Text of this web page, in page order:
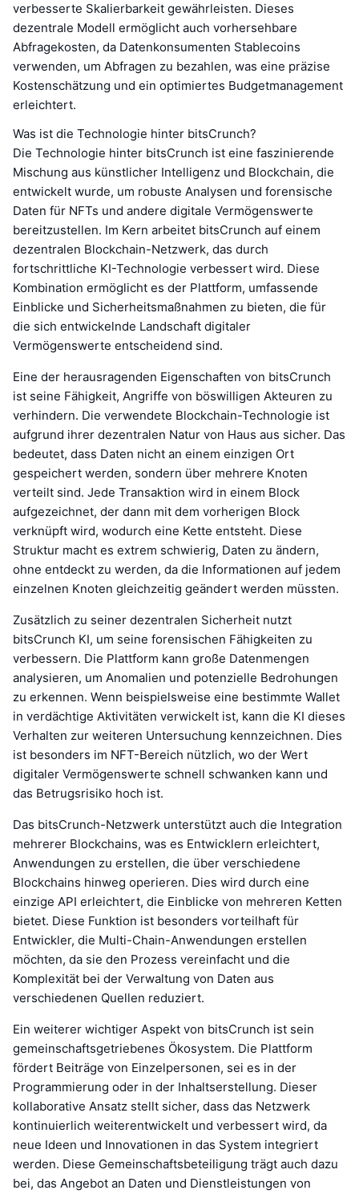
verbesserte Skalierbarkeit gewährleisten. Dieses
dezentrale Modell ermöglicht auch vorhersehbare
Abfragekosten, da Datenkonsumenten Stablecoins
verwenden, um Abfragen zu bezahlen, was eine präzise
Kostenschätzung und ein optimiertes Budgetmanagement
erleichtert.
Was ist die Technologie hinter bitsCrunch?
Die Technologie hinter bitsCrunch ist eine faszinierende
Mischung aus künstlicher Intelligenz und Blockchain, die
entwickelt wurde, um robuste Analysen und forensische
Daten für NFTs und andere digitale Vermögenswerte
bereitzustellen. Im Kern arbeitet bitsCrunch auf einem
dezentralen Blockchain-Netzwerk, das durch
fortschrittliche KI-Technologie verbessert wird. Diese
Kombination ermöglicht es der Plattform, umfassende
Einblicke und Sicherheitsmaßnahmen zu bieten, die für
die sich entwickelnde Landschaft digitaler
Vermögenswerte entscheidend sind.
Eine der herausragenden Eigenschaften von bitsCrunch
ist seine Fähigkeit, Angriffe von böswilligen Akteuren zu
verhindern. Die verwendete Blockchain-Technologie ist
aufgrund ihrer dezentralen Natur von Haus aus sicher. Das
bedeutet, dass Daten nicht an einem einzigen Ort
gespeichert werden, sondern über mehrere Knoten
verteilt sind. Jede Transaktion wird in einem Block
aufgezeichnet, der dann mit dem vorherigen Block
verknüpft wird, wodurch eine Kette entsteht. Diese
Struktur macht es extrem schwierig, Daten zu ändern,
ohne entdeckt zu werden, da die Informationen auf jedem
einzelnen Knoten gleichzeitig geändert werden müssten.
Zusätzlich zu seiner dezentralen Sicherheit nutzt
bitsCrunch KI, um seine forensischen Fähigkeiten zu
verbessern. Die Plattform kann große Datenmengen
analysieren, um Anomalien und potenzielle Bedrohungen
zu erkennen. Wenn beispielsweise eine bestimmte Wallet
in verdächtige Aktivitäten verwickelt ist, kann die KI dieses
Verhalten zur weiteren Untersuchung kennzeichnen. Dies
ist besonders im NFT-Bereich nützlich, wo der Wert
digitaler Vermögenswerte schnell schwanken kann und
das Betrugsrisiko hoch ist.
Das bitsCrunch-Netzwerk unterstützt auch die Integration
mehrerer Blockchains, was es Entwicklern erleichtert,
Anwendungen zu erstellen, die über verschiedene
Blockchains hinweg operieren. Dies wird durch eine
einzige API erleichtert, die Einblicke von mehreren Ketten
bietet. Diese Funktion ist besonders vorteilhaft für
Entwickler, die Multi-Chain-Anwendungen erstellen
möchten, da sie den Prozess vereinfacht und die
Komplexität bei der Verwaltung von Daten aus
verschiedenen Quellen reduziert.
Ein weiterer wichtiger Aspekt von bitsCrunch ist sein
gemeinschaftsgetriebenes Ökosystem. Die Plattform
fördert Beiträge von Einzelpersonen, sei es in der
Programmierung oder in der Inhaltserstellung. Dieser
kollaborative Ansatz stellt sicher, dass das Netzwerk
kontinuierlich weiterentwickelt und verbessert wird, da
neue Ideen und Innovationen in das System integriert
werden. Diese Gemeinschaftsbeteiligung trägt auch dazu
bei, das Angebot an Daten und Dienstleistungen von